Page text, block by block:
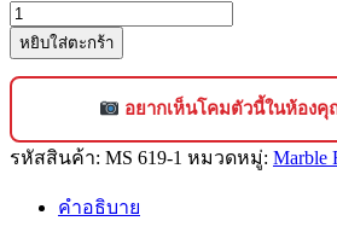
จำนวน
โต๊ะ
ข้าง
อ่อน
ดีไซน์
หรูหรา
หยิบใส่ตะกร้า
อยากเห็นโคมตัวนี้ในห้องคุ
รหัสสินค้า: MS 619-1 หมวดหมู่: Marble
คำอธิบาย